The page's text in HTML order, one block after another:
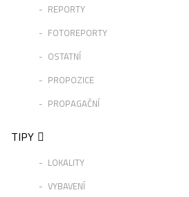
REPORTY
FOTOREPORTY
OSTATNÍ
PROPOZICE
PROPAGAČNÍ
TIPY
LOKALITY
VYBAVENÍ